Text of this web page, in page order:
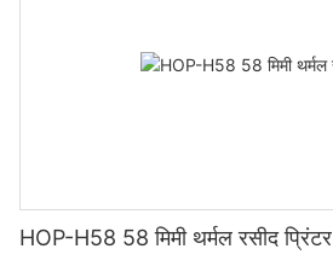
HOP-H58 58 मिमी थर्मल रसीद प्रिंटर